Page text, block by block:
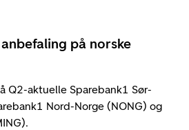
på norske
Q2-aktuelle Sparebank1 Sør-
Nord-Norge (NONG) og